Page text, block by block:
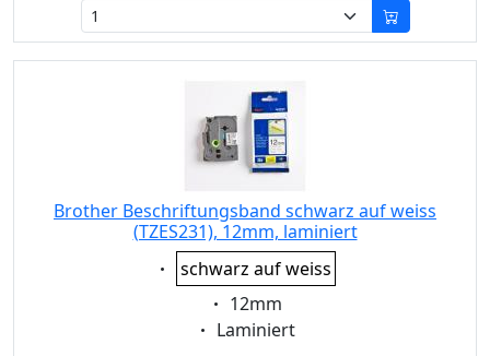
Brother Beschriftungsband schwarz auf weiss
(TZES231), 12mm, laminiert
Eigenschaft:
schwarz auf weiss
Eigenschaft:
12mm
Eigenschaft:
Laminiert